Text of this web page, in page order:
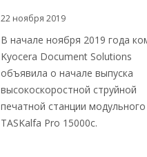
22 ноября 2019
В начале ноября 2019 года
Kyocera Document Solutions
объявила о начале выпуска
высокоскоростной струйной
печатной станции
TASKalfa Pro 15000c.